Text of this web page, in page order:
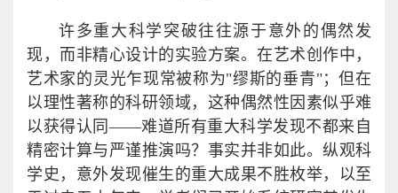
许多重大科学突破往往源于意外的偶然发
现，而非精心设计的实验方案。在艺术创作中，
艺术家的灵光乍现常被称为"缪斯的垂青"；但在
以理性著称的科研领域，这种偶然性因素似乎难
以获得认同——难道所有重大科学发现不都来自
精密计算与严谨推演吗？事实并非如此。纵观科
学史，意外发现催生的重大成果不胜枚举，以至